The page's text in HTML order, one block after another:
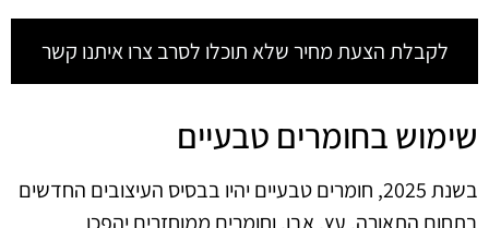
לקבלת הצעת מחיר שלא תוכלו לסרב צרו איתנו קשר
שימוש בחומרים טבעיים
בשנת 2025, חומרים טבעיים יהיו בבסיס העיצובים החדשים